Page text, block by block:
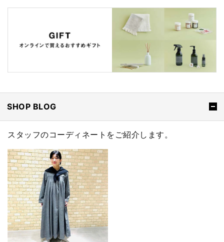
SHOP BLOG
スタッフのコーディネートをご紹介します。